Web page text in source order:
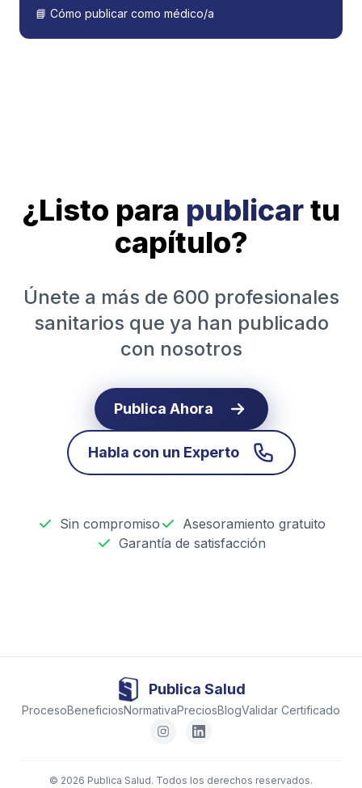
📘 Cómo publicar como médico/a
¿Listo para publicartu
capítulo?
Únete a más de 600 profesionales
sanitarios que ya han publicado
con nosotros
Publica Ahora
Habla con un Experto
Sin compromiso
Asesoramiento gratuito
Garantía de satisfacción
Publica Salud
ProcesoBeneficiosNormativaPreciosBlogValidar Certificado
© 2026 Publica Salud. Todos los derechos reservados.